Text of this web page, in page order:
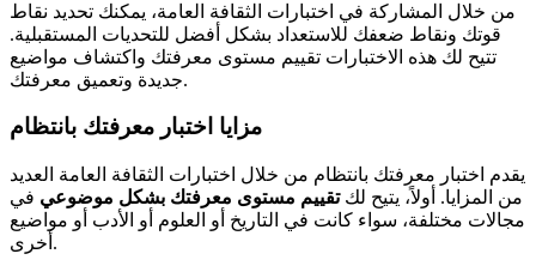
من خلال المشاركة في اختبارات الثقافة العامة، يمكنك تحديد نقاط
قوتك ونقاط ضعفك للاستعداد بشكل أفضل للتحديات المستقبلية.
تتيح لك هذه الاختبارات تقييم مستوى معرفتك واكتشاف مواضيع
جديدة وتعميق معرفتك.
مزايا اختبار معرفتك بانتظام
يقدم اختبار معرفتك بانتظام من خلال اختبارات الثقافة العامة العديد
من المزايا. أولاً، يتيح لكتقييم مستوى معرفتك بشكل موضوعي في
مجالات مختلفة، سواء كانت في التاريخ أو العلوم أو الأدب أو مواضيع
أخرى.